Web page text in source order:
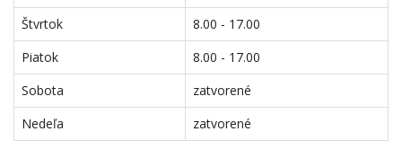
Štvrtok
8.00 - 17.00
Piatok
8.00 - 17.00
Sobota
zatvorené
Nedeľa
zatvorené